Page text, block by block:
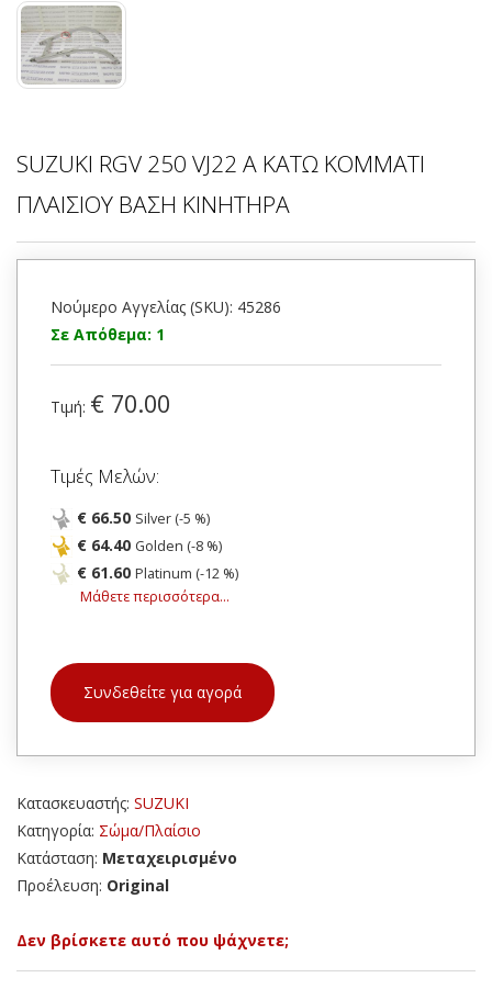
SUZUKI RGV 250 VJ22 A ΚΑΤΩ ΚΟΜΜΑΤΙ
ΠΛΑΙΣΙΟΥ ΒΑΣΗ ΚΙΝΗΤΗΡΑ
Νούμερο Αγγελίας (SKU): 45286
Σε Απόθεμα: 1
Τιμή: € 70.00
Τιμές Μελών:
€ 66.50 Silver (-5 %)
€ 64.40 Golden (-8 %)
€ 61.60 Platinum (-12 %)
Μάθετε περισσότερα...
Συνδεθείτε για αγορά
Κατασκευαστής: SUZUKI
Κατηγορία: Σώμα/Πλαίσιο
Κατάσταση: Μεταχειρισμένο
Προέλευση: Original
Δεν βρίσκετε αυτό που ψάχνετε;